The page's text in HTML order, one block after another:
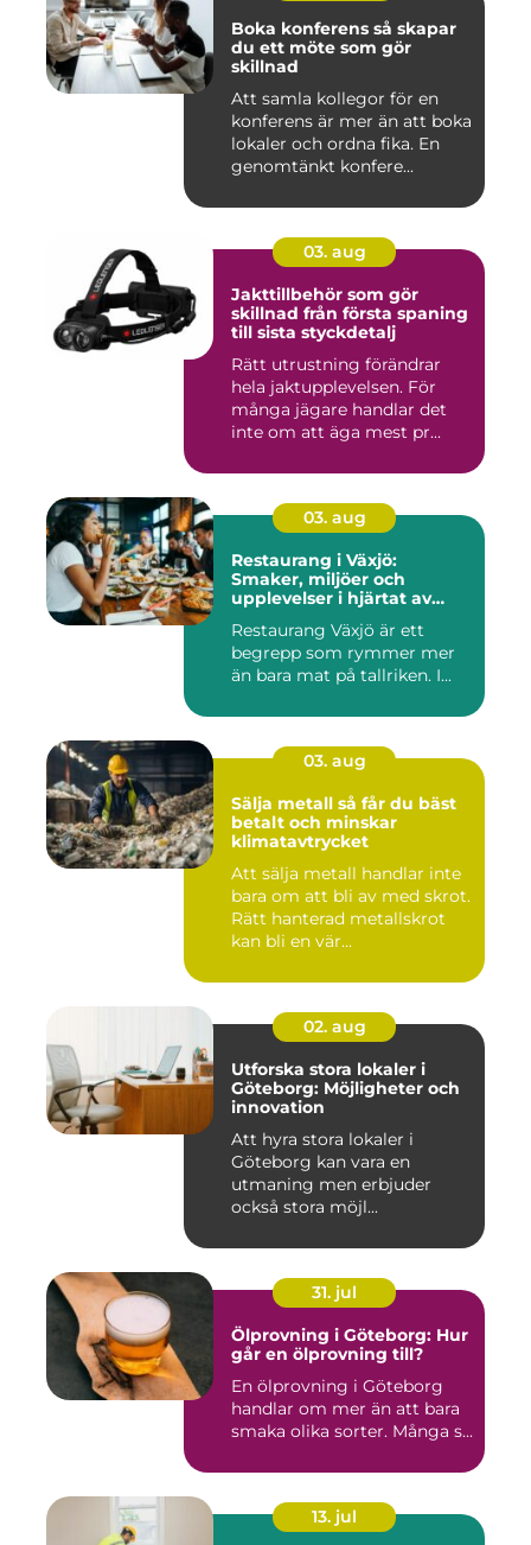
Boka konferens så skapar
du ett möte som gör
skillnad
Att samla kollegor för en
konferens är mer än att boka
lokaler och ordna fika. En
genomtänkt konfere...
03. aug
Jakttillbehör som gör
skillnad från första spaning
till sista styckdetalj
Rätt utrustning förändrar
hela jaktupplevelsen. För
många jägare handlar det
inte om att äga mest pr...
03. aug
Restaurang i Växjö:
Smaker, miljöer och
upplevelser i hjärtat av
Restaurang Växjö är ett
begrepp som rymmer mer
än bara mat på tallriken. I...
03. aug
Sälja metall så får du bäst
betalt och minskar
klimatavtrycket
Att sälja metall handlar inte
bara om att bli av med skrot.
Rätt hanterad metallskrot
kan bli en vär...
02. aug
Utforska stora lokaler i
Göteborg: Möjligheter och
innovation
Att hyra stora lokaler i
Göteborg kan vara en
utmaning men erbjuder
också stora möjl...
31. jul
Ölprovning i Göteborg: Hur
går en ölprovning till?
En ölprovning i Göteborg
handlar om mer än att bara
smaka olika sorter. Många s...
13. jul